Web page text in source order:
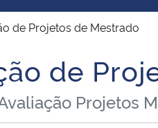
de Projetos de Mestrado
de
Projetos